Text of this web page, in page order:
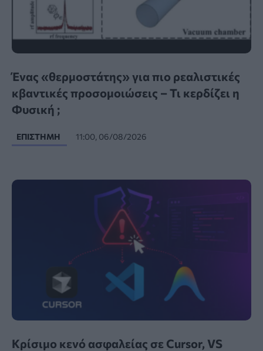
Ένας «θερμοστάτης» για πιο ρεαλιστικές
κβαντικές προσομοιώσεις – Τι κερδίζει η
Φυσική ;
ΕΠΙΣΤΉΜΗ 11:00, 06/08/2026
Κρίσιμο κενό ασφαλείας σε Cursor, VS